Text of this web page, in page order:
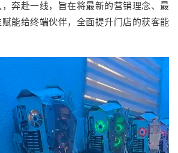
奔赴一线，旨在将最新的营销理念、最
能给终端伙伴，全面提升门店的获客能